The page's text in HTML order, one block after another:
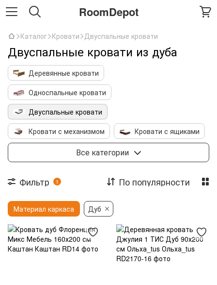
RoomDepot
Каталог Кровати Двуспальные кровати
Двуспальные кровати из дуба
Деревянные кровати
Односпальные кровати
Двуспальные кровати
Кровати с механизмом
Кровати с ящиками
Детские кровати
Двухъярусные кровати
Кровати с мягким изголовьем
Каркасы
Все категории
Фильтр 1 По популярности
Материал каркаса Дуб